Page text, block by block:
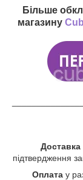
Більше
магазину
Доставка
підтвердження
Оплата у